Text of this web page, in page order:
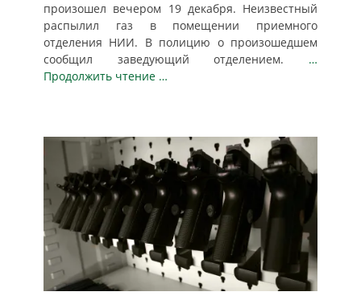
произошел вечером 19 декабря. Неизвестный
распылил газ в помещении приемного
отделения НИИ. В полицию о произошедшем
сообщил заведующий отделением. …
Продолжить чтение …